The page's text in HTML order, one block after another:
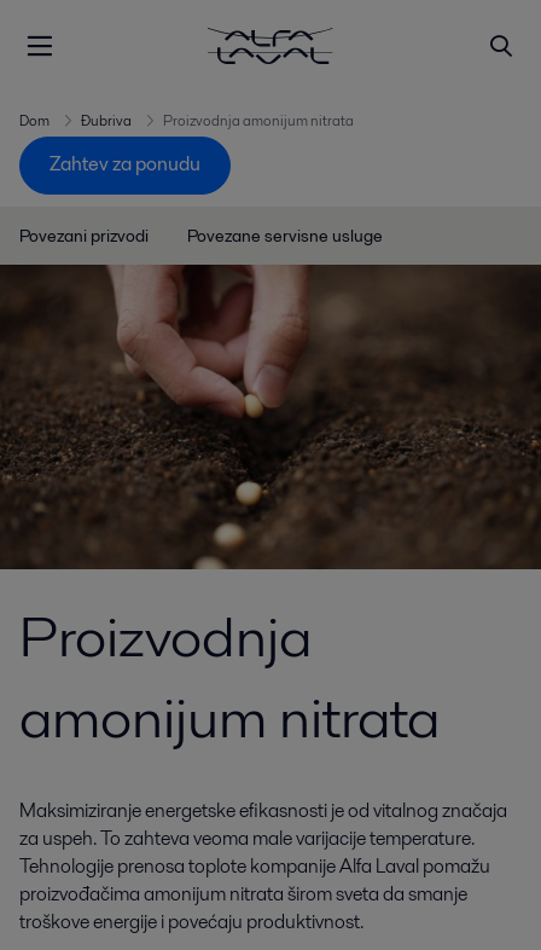
Dom Đubriva Proizvodnja amonijum nitrata
Zahtev za ponudu
Povezani prizvodi Povezane servisne usluge
Proizvodnja
amonijum nitrata
Maksimiziranje energetske efikasnosti je od vitalnog značaja
za uspeh. To zahteva veoma male varijacije temperature.
Tehnologije prenosa toplote kompanije Alfa Laval pomažu
proizvođačima amonijum nitrata širom sveta da smanje
troškove energije i povećaju produktivnost.